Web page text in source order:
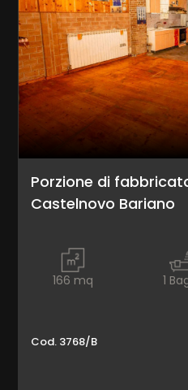
Porzione di
Castelnovo Bariano
166 mq 1
Cod. 3768/B
Prezzo
Totale